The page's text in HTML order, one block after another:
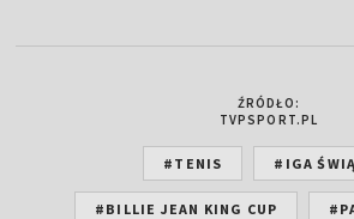
ŹRÓDŁO:
TVPSPORT.PL
#TENIS #IGA
#BILLIE JEAN KING CUP